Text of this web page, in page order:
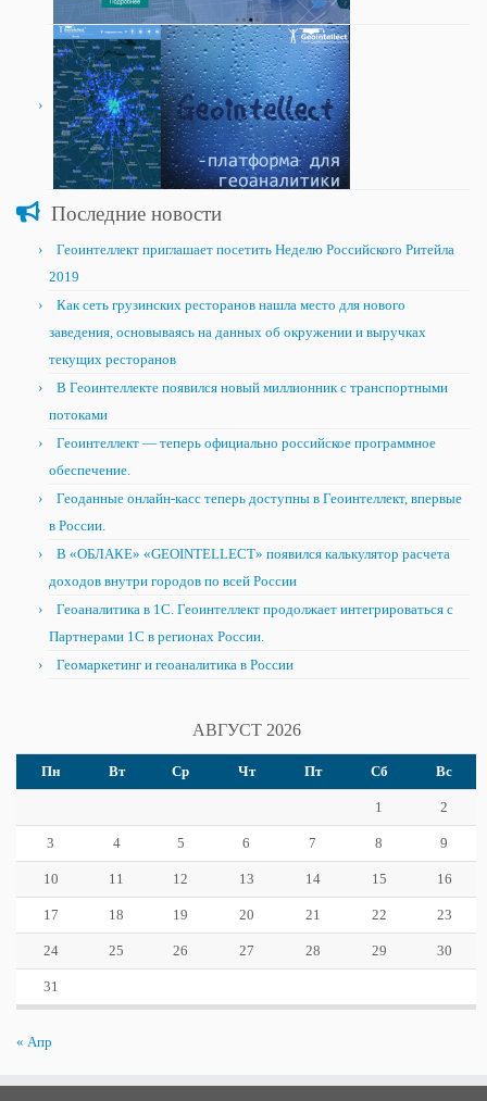
Последние новости
Геоинтеллект приглашает посетить Неделю Российского Ритейла
2019
Как сеть грузинских ресторанов нашла место для нового
заведения, основываясь на данных об окружении и выручках
текущих ресторанов
В Геоинтеллекте появился новый миллионник с транспортными
потоками
Геоинтеллект — теперь официально российское программное
обеспечение.
Геоданные онлайн-касс теперь доступны в Геоинтеллект, впервые
в России.
В «ОБЛАКЕ» «GEOINTELLECT» появился калькулятор расчета
доходов внутри городов по всей России
Геоаналитика в 1С. Геоинтеллект продолжает интегрироваться с
Партнерами 1С в регионах России.
Геомаркетинг и геоаналитика в России
АВГУСТ 2026
Пн Вт Ср Чт Пт Сб Вс
1 2
3 4 5 6 7 8 9
10 11 12 13 14 15 16
17 18 19 20 21 22 23
24 25 26 27 28 29 30
31
« Апр